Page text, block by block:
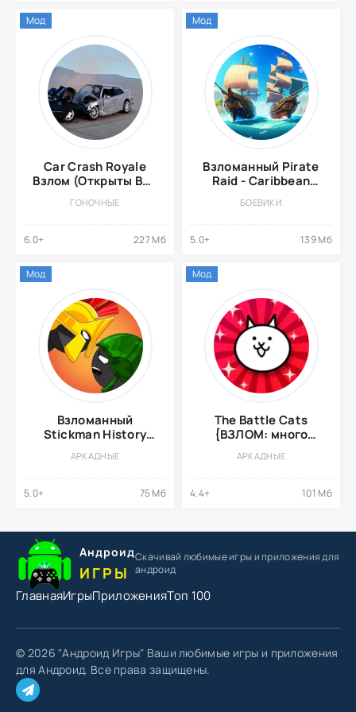
Car Crash Royale
Взлом (Открыты Все
ГОНОЧНЫЕ
6.0+ 227 Мб
Мод
Взломанный Pirate
Raid - Caribbean
БОЕВИКИ
5.0+ 139 Мб
Мод
Взломанный
Stickman History
АРКАДНЫЕ
5.0+ 75 Мб
Мод
The Battle Cats
{ВЗЛОМ: много
АРКАДНЫЕ
4.4+ 101 Мб
Мод
Андроид
ИГРЫ
Скачивай любимые игрыи приложения для
андроид
ГлавнаяИгрыПриложенияТоп 100
© 2026 "Андроид Игры" Ваши любимые игры и приложения
для Андроид. Все права защищены.